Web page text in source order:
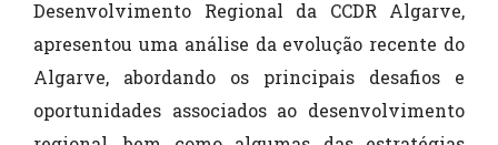
Desenvolvimento Regional da CCDR Algarve,
apresentou uma análise da evolução recente do
Algarve, abordando os principais desafios e
oportunidades associados ao desenvolvimento